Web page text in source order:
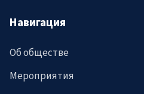
Навигация
Об обществе
Мероприятия